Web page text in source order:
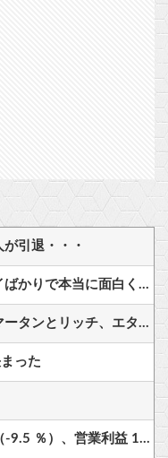
引退・・・
【悲報】 エルデンリング、ディレイばかりで本当に面白くないこのゲーム←賛同の声が多数…
【アイギス】 納涼の浴衣イベ！？マータンとリッチ、エターナーが来る模様！！！
った
任天堂1Q決算 売上高5,178 億円（-9.5 ％）、営業利益 1,425 億円（+150.5 %）